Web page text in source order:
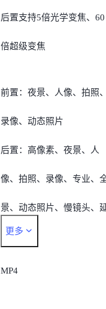
后置支持5倍光学变焦、60
倍超级变焦
前置：夜景、人像、拍照
录像、动态照片
后置：高像素、夜景、人
像、拍照、录像、专业、
景、动态照片、慢镜头、
时摄影、智慧视觉、微影
片、超级月亮、超清文档
更多
MP4